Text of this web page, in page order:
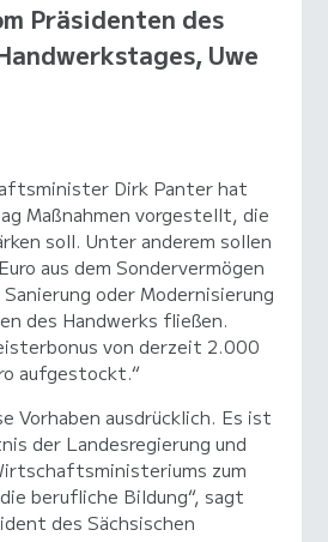
Präsidenten des
Uwe
Dirk Panter hat
Maßnahmen vorgestellt, die
soll. Unter anderem sollen
aus dem Sondervermögen
oder Modernisierung
des Handwerks fließen.
von derzeit 2.000
aufgestockt.“
Vorhaben ausdrücklich. Es ist
der Landesregierung und
zum
berufliche Bildung“, sagt
des Sächsischen